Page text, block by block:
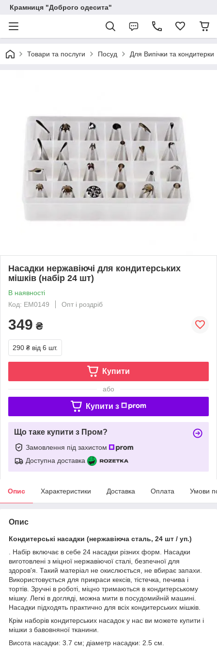
Крамниця "Доброго одесита"
Товари та послуги Посуд Для Випічки та кондитерки
Насадки нержавіючі для кондитерських
мішків (набір 24 шт)
В наявності
Код: EM0149
Опт і роздріб
349 ₴
290 ₴ від 6 шт.
Купити
або
Купити з
Що таке купити з Пром?
Замовлення під захистом
Доступна доставка
Опис Характеристики Доставка Оплата Умови
Опис
Кондитерські насадки (нержавіюча сталь, 24 шт / уп.)
. Набір включає в себе 24 насадки різних форм. Насадки
виготовлені з міцної нержавіючої сталі, безпечної для
здоров'я. Такий матеріал не окислюється, не вбирає запахи.
Використовується для прикраси кексів, тістечка, печива і
тортів. Зручні в роботі, міцно тримаються в кондитерському
мішку. Легкі в догляді, можна мити в посудомийній машині.
Насадки підходять практично для всіх кондитерських мішків.
Крім наборів кондитерських насадок у нас ви можете купити і
мішки з бавовняної тканини.
Висота насадки: 3.7 см; діаметр насадки: 2.5 см.